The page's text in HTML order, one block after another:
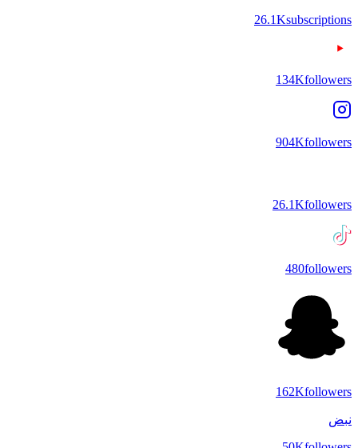
26.1Ksubscriptions
134Kfollowers
904Kfollowers
26.1Kfollowers
480followers
162Kfollowers
نبض